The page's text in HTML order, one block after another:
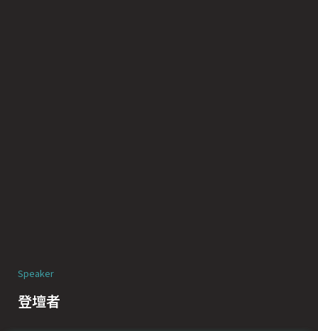
Speaker
登壇者